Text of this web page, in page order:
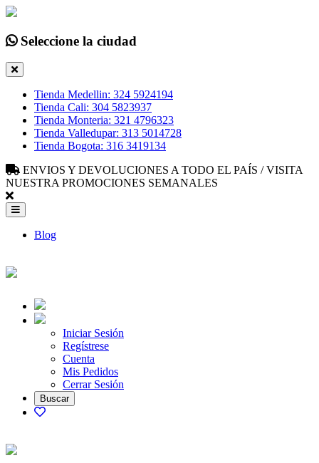
Seleccione la ciudad
Tienda Medellin: 324 5924194
Tienda Cali: 304 5823937
Tienda Monteria: 321 4796323
Tienda Valledupar: 313 5014728
Tienda Bogota: 316 3419134
ENVIOS Y DEVOLUCIONES A TODO EL PAÍS / VISITA
NUESTRA PROMOCIONES SEMANALES
Blog
Iniciar Sesión
Regístrese
Cuenta
Mis Pedidos
Cerrar Sesión